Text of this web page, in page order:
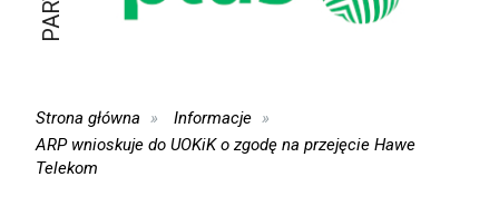
Strona główna
Informacje
ARP wnioskuje do UOKiK o zgodę na przejęcie Hawe
Telekom